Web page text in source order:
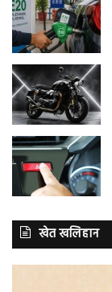
खेत खलिहान